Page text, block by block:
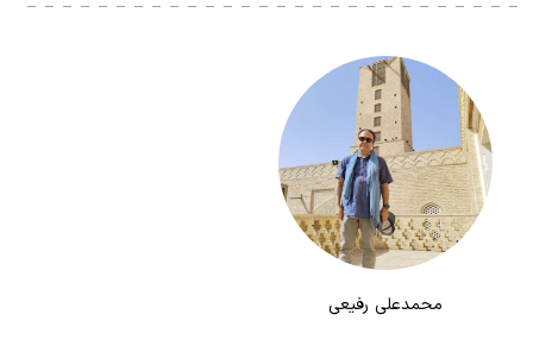
محمدعلی رفیعی